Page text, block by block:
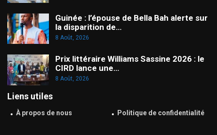
Guinée : l’épouse de Bella Bah alerte sur
la disparition de…
8 Août, 2026
Prix littéraire Williams Sassine 2026 : le
CIRD lance une…
8 Août, 2026
Liens utiles
À propos de nous Politique de confidentialité